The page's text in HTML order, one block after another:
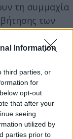
Information
third parties, or
for
opt-out
that after your
seeing
utilized by
parties prior to
τη συμμαχία
των
και της
Καπετάν
Κορυτσά, ο δε